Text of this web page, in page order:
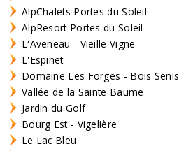
AlpChalets Portes du Soleil
AlpResort Portes du Soleil
L'Aveneau - Vieille Vigne
L'Espinet
Domaine Les Forges - Bois Senis
Vallée de la Sainte Baume
Jardin du Golf
Bourg Est - Vigelière
Le Lac Bleu